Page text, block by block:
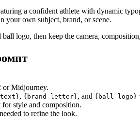
a confident athlete with dynamic
your own subject, brand, or scene.
logo, then keep the camera,
or Midjourney.
, {brand letter}, and {ball logo}
for style and composition.
to refine the look.